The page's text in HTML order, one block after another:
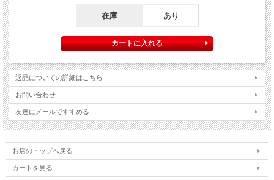
在庫 あり
返品についての詳細はこちら
お問い合わせ
友達にメールですすめる
お店のトップへ戻る
カートを見る